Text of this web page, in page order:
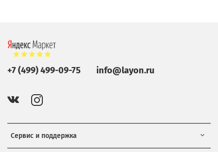
Сервис и поддержка
+7 (499) 499-09-75 info@layon.ru